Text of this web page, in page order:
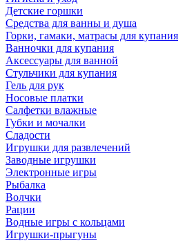
Детские горшки
Средства для ванны и душа
Горки, гамаки, матрасы для купания
Ванночки для купания
Аксессуары для ванной
Стульчики для купания
Гель для рук
Носовые платки
Салфетки влажные
Губки и мочалки
Сладости
Игрушки для развлечений
Заводные игрушки
Электронные игры
Рыбалка
Волчки
Рации
Водные игры с кольцами
Игрушки-прыгуны